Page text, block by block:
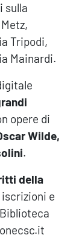
sulla
Tripodi,
Mainardi.
opere di
Wilde,
.
della
e